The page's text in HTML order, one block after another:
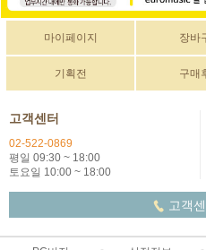
마이페이지 장바
기획전 구매
고객센터
02-522-0869
평일 09:30 ~ 18:00
토요일 10:00 ~ 18:00
고객